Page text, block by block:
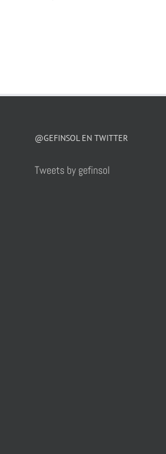
@GEFINSOL EN TWITTER
Tweets by gefinsol